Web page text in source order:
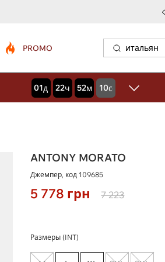
PROMO
01дней
22часов
52минут
09секунд
ANTONY MORATO
Джемпер, код 109685
5 778 грн 7 223
Размеры (INT)